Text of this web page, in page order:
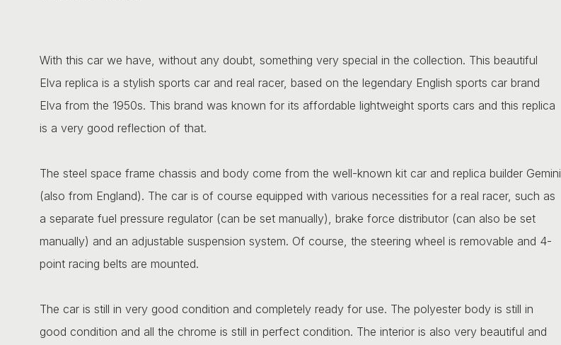
With this car we have, without any doubt, something very special in the collection. This beautiful
Elva replica is a stylish sports car and real racer, based on the legendary English sports car brand
Elva from the 1950s. This brand was known for its affordable lightweight sports cars and this replica
is a very good reflection of that.
The steel space frame chassis and body come from the well-known kit car and replica builder Gemini
(also from England). The car is of course equipped with various necessities for a real racer, such as
a separate fuel pressure regulator (can be set manually), brake force distributor (can also be set
manually) and an adjustable suspension system. Of course, the steering wheel is removable and 4-
point racing belts are mounted.
The car is still in very good condition and completely ready for use. The polyester body is still in
good condition and all the chrome is still in perfect condition. The interior is also very beautiful and